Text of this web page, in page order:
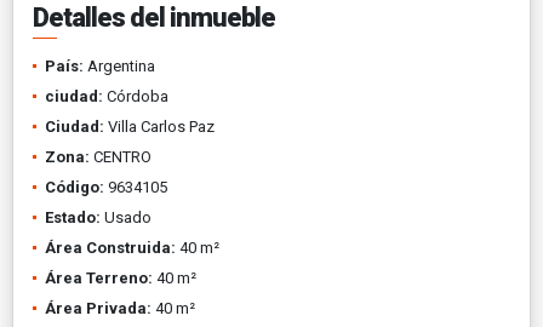
Detalles del inmueble
País: Argentina
ciudad: Córdoba
Ciudad: Villa Carlos Paz
Zona: CENTRO
Código: 9634105
Estado: Usado
Área Construida: 40 m²
Área Terreno: 40 m²
Área Privada: 40 m²